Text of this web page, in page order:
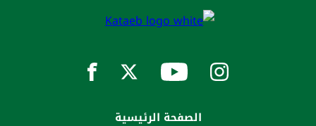
الصفحة الرئيسية